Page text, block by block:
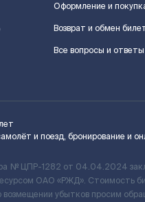
Оформление и
Возврат и обмен
Все вопросы и ответы
и поезд, бронирование и
№ ЦПР-1282 от 04.04.2024
ОАО «РЖД». Стоимость
возмещении убытков просим